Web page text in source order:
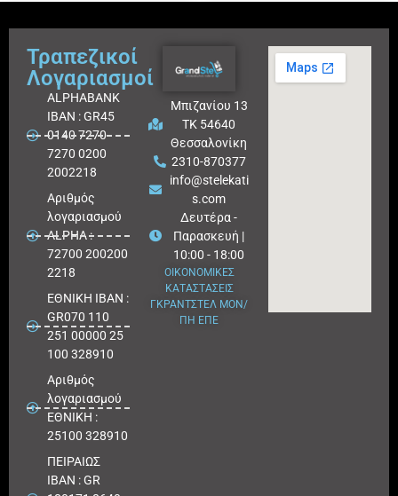
Τραπεζικοί
Λογαριασμοί
ALPHABANK
IBAN : GR45
0140 7270
7270 0200
2002218
Aριθμός
λογαριασμού
ALPHA :
72700 200200
2218
ΕΘΝΙΚΗ ΙΒΑΝ :
GR070 110
251 00000 25
100 328910
Αριθμός
λογαριασμού
ΕΘΝΙΚΗ :
25100 328910
ΠΕΙΡΑΙΩΣ
IBAN : GR
Μπιζανίου 13
ΤΚ 54640
Θεσσαλονίκη
2310-870377
info@stelekati
s.com
Δευτέρα -
Παρασκευή |
10:00 - 18:00
ΟΙΚΟΝΟΜΙΚΕΣ
ΚΑΤΑΣΤΑΣΕΙΣ
ΓΚΡΑΝΤΣΤΕΛ ΜΟΝ/
ΠΗ ΕΠΕ